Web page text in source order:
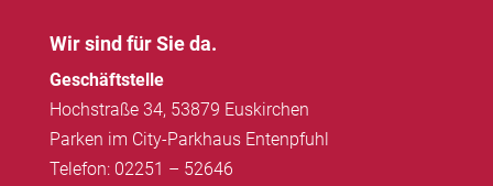
Wir sind für Sie da.
Geschäftstelle
Hochstraße 34, 53879 Euskirchen
Parken im City-Parkhaus Entenpfuhl
Telefon: 02251 – 52646